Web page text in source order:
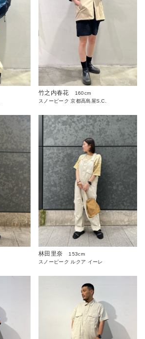
竹之内春花
160cm
スノーピーク 京都高島屋S.C.
林田里奈
153cm
スノーピーク ルクア イーレ